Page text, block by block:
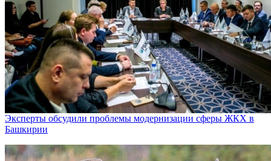
Эксперты обсудили проблемы модернизации сферы ЖКХ в
Башкирии